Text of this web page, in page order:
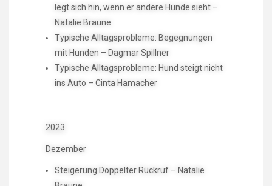
legt sich hin, wenn er andere Hunde sieht –
Natalie Braune
Typische Alltagsprobleme: Begegnungen
mit Hunden – Dagmar Spillner
Typische Alltagsprobleme: Hund steigt nicht
ins Auto – Cinta Hamacher
2023
Dezember
Steigerung Doppelter Rückruf – Natalie